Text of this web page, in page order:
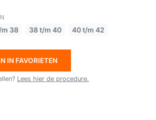
38 38 t/m 40 40 t/m 42
IN FAVORIETEN
Lees hier de procedure.